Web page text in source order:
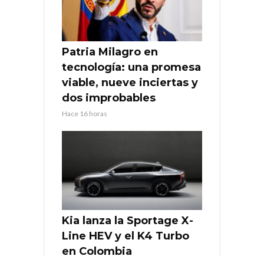
Patria Milagro en
tecnología: una promesa
viable, nueve inciertas y
dos improbables
Hace 16 horas
Kia lanza la Sportage X-
Line HEV y el K4 Turbo
en Colombia